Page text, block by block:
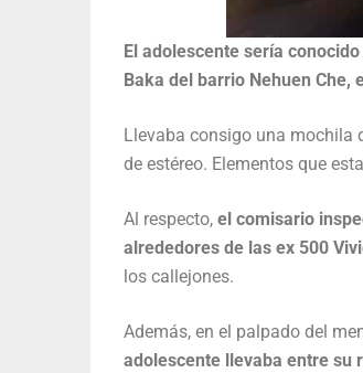
El adolescente sería
Baka del barrio Nehuen Che,
Llevaba consigo una mochila
de estéreo. Elementos que
Al respecto, el comisario
alrededores de las ex 500
los callejones.
Además, en el palpado del
adolescente llevaba entre su